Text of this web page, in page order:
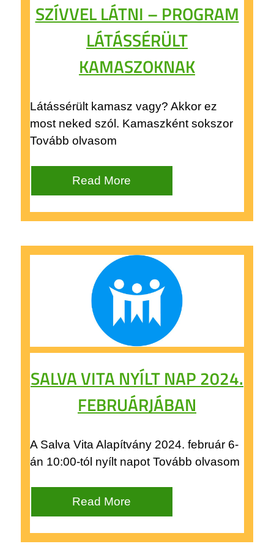
SZÍVVEL LÁTNI – PROGRAM
LÁTÁSSÉRÜLT
KAMASZOKNAK
Látássérült kamasz vagy? Akkor ez
most neked szól. Kamaszként sokszor
Tovább olvasom
Read More
SALVA VITA NYÍLT NAP 2024.
FEBRUÁRJÁBAN
A Salva Vita Alapítvány 2024. február 6-
án 10:00-tól nyílt napot Tovább olvasom
Read More